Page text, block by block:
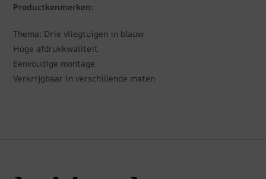
Productkenmerken:
Thema: Drie vliegtuigen in blauw
Hoge afdrukkwaliteit
Eenvoudige montage
Verkrijgbaar in verschillende maten